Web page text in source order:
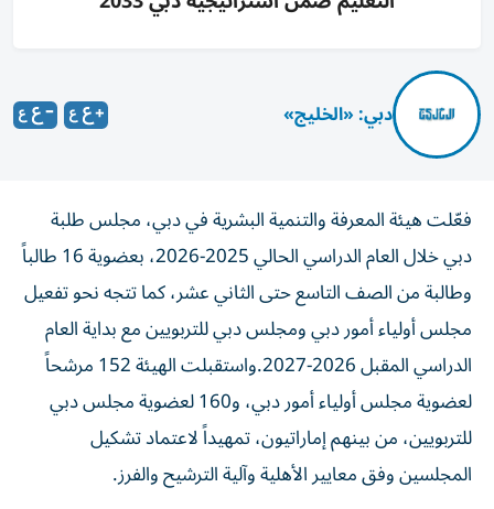
دبي: «الخليج»
فعّلت هيئة المعرفة والتنمية البشرية في دبي، مجلس طلبة
دبي خلال العام الدراسي الحالي 2025-2026، بعضوية 16 طالباً
وطالبة من الصف التاسع حتى الثاني عشر، كما تتجه نحو تفعيل
مجلس أولياء أمور دبي ومجلس دبي للتربويين مع بداية العام
الدراسي المقبل 2026-2027.واستقبلت الهيئة 152 مرشحاً
لعضوية مجلس أولياء أمور دبي، و160 لعضوية مجلس دبي
للتربويين، من بينهم إماراتيون، تمهيداً لاعتماد تشكيل
المجلسين وفق معايير الأهلية وآلية الترشيح والفرز.